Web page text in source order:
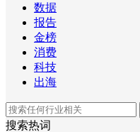
数据
报告
金榜
消费
科技
出海
搜索热词